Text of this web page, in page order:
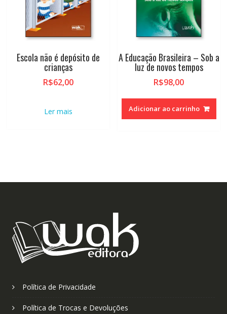
Escola não é depósito de
crianças
R$62,00
Ler mais
A Educação Brasileira – Sob a
luz de novos tempos
R$98,00
Adicionar ao carrinho
Política de Privacidade
Política de Trocas e Devoluções